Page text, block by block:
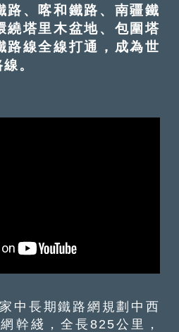
路、喀和鐵路、南疆鐵
繞塔里木盆地、包圍塔
路線全線打通，成為世
。
長期鐵路網規劃中西
幹綫，全長825公里，